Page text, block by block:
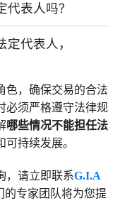
表人吗？
代表人，
色，确保交易的合法
必须严格遵守法律规
哪些情况不能担任法
持续发展。
，请立即联系G.I.A
的专家团队将为您提